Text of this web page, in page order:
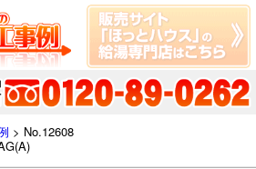
> No.12608